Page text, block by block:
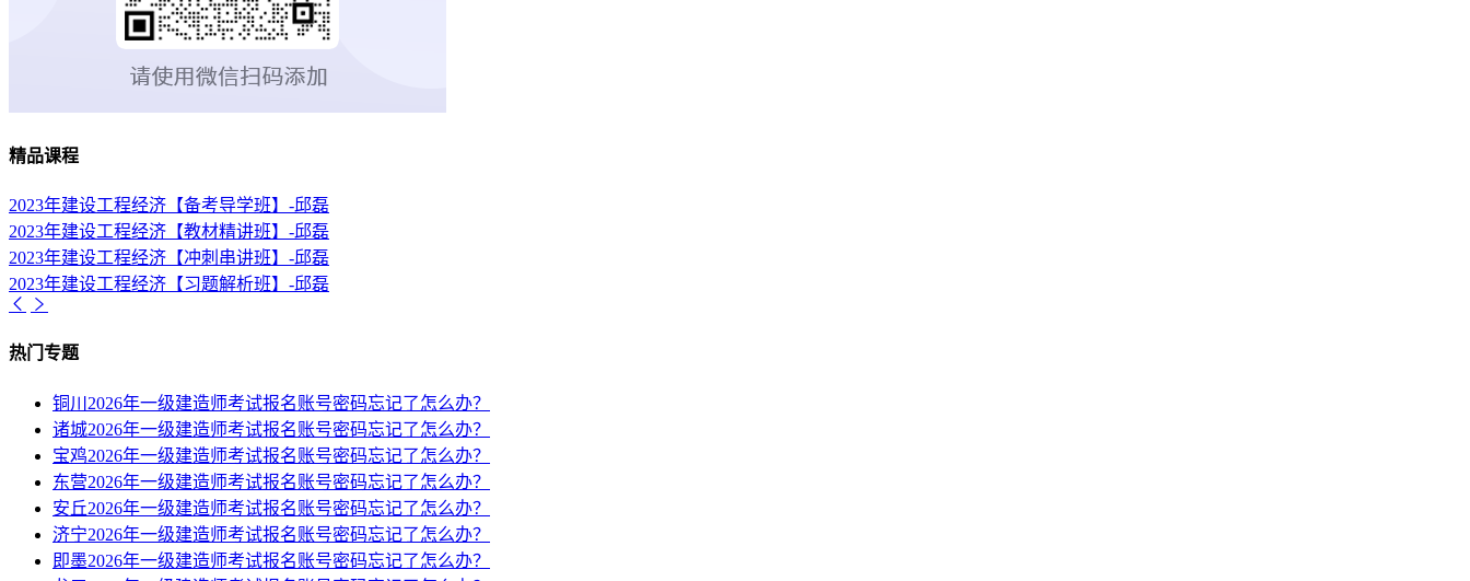
精品课程
2023年建设工程经济【备考导学班】-邱磊
2023年建设工程经济【教材精讲班】-邱磊
2023年建设工程经济【冲刺串讲班】-邱磊
2023年建设工程经济【习题解析班】-邱磊
热门专题
铜川2026年一级建造师考试报名账号密码忘记了怎么办？
诸城2026年一级建造师考试报名账号密码忘记了怎么办？
宝鸡2026年一级建造师考试报名账号密码忘记了怎么办？
东营2026年一级建造师考试报名账号密码忘记了怎么办？
安丘2026年一级建造师考试报名账号密码忘记了怎么办？
济宁2026年一级建造师考试报名账号密码忘记了怎么办？
即墨2026年一级建造师考试报名账号密码忘记了怎么办？